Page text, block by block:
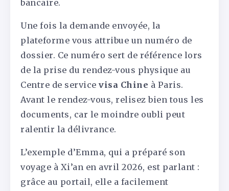
bancaire.
Une fois la demande envoyée, la
plateforme vous attribue un numéro de
dossier. Ce numéro sert de référence lors
de la prise du rendez-vous physique au
Centre de service visa Chine à Paris.
Avant le rendez-vous, relisez bien tous les
documents, car le moindre oubli peut
ralentir la délivrance.
L’exemple d’Emma, qui a préparé son
voyage à Xi’an en avril 2026, est parlant :
grâce au portail, elle a facilement